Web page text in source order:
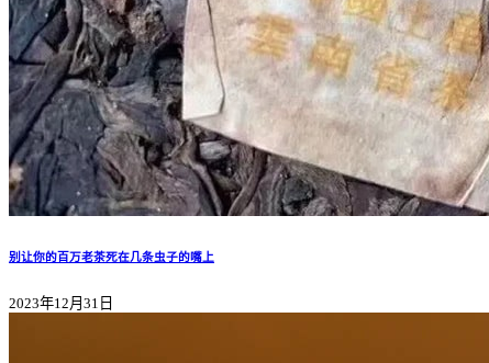
别让你的百万老茶死在几条虫子的嘴上
2023年12月31日